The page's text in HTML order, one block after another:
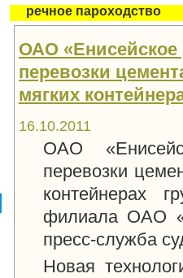
речное пароходство
ОАО «Енисейское
перевозки
мягких
16.10.2011
ОАО
перевозки
контейнерах
филиала ОАО
пресс-служба
Новая